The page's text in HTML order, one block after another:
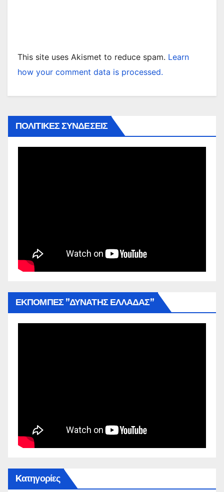
This site uses Akismet to reduce spam. Learn
how your comment data is processed.
ΠΟΛΙΤΙΚΕΣ ΣΥΝΔΕΣΕΙΣ
ΕΚΠΟΜΠΕΣ ”ΔΥΝΑΤΗΣ ΕΛΛΑΔΑΣ”
Kατηγορίες